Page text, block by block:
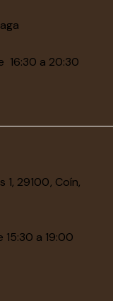
16:30 a 20:30
29100, Coín,
a 19:00